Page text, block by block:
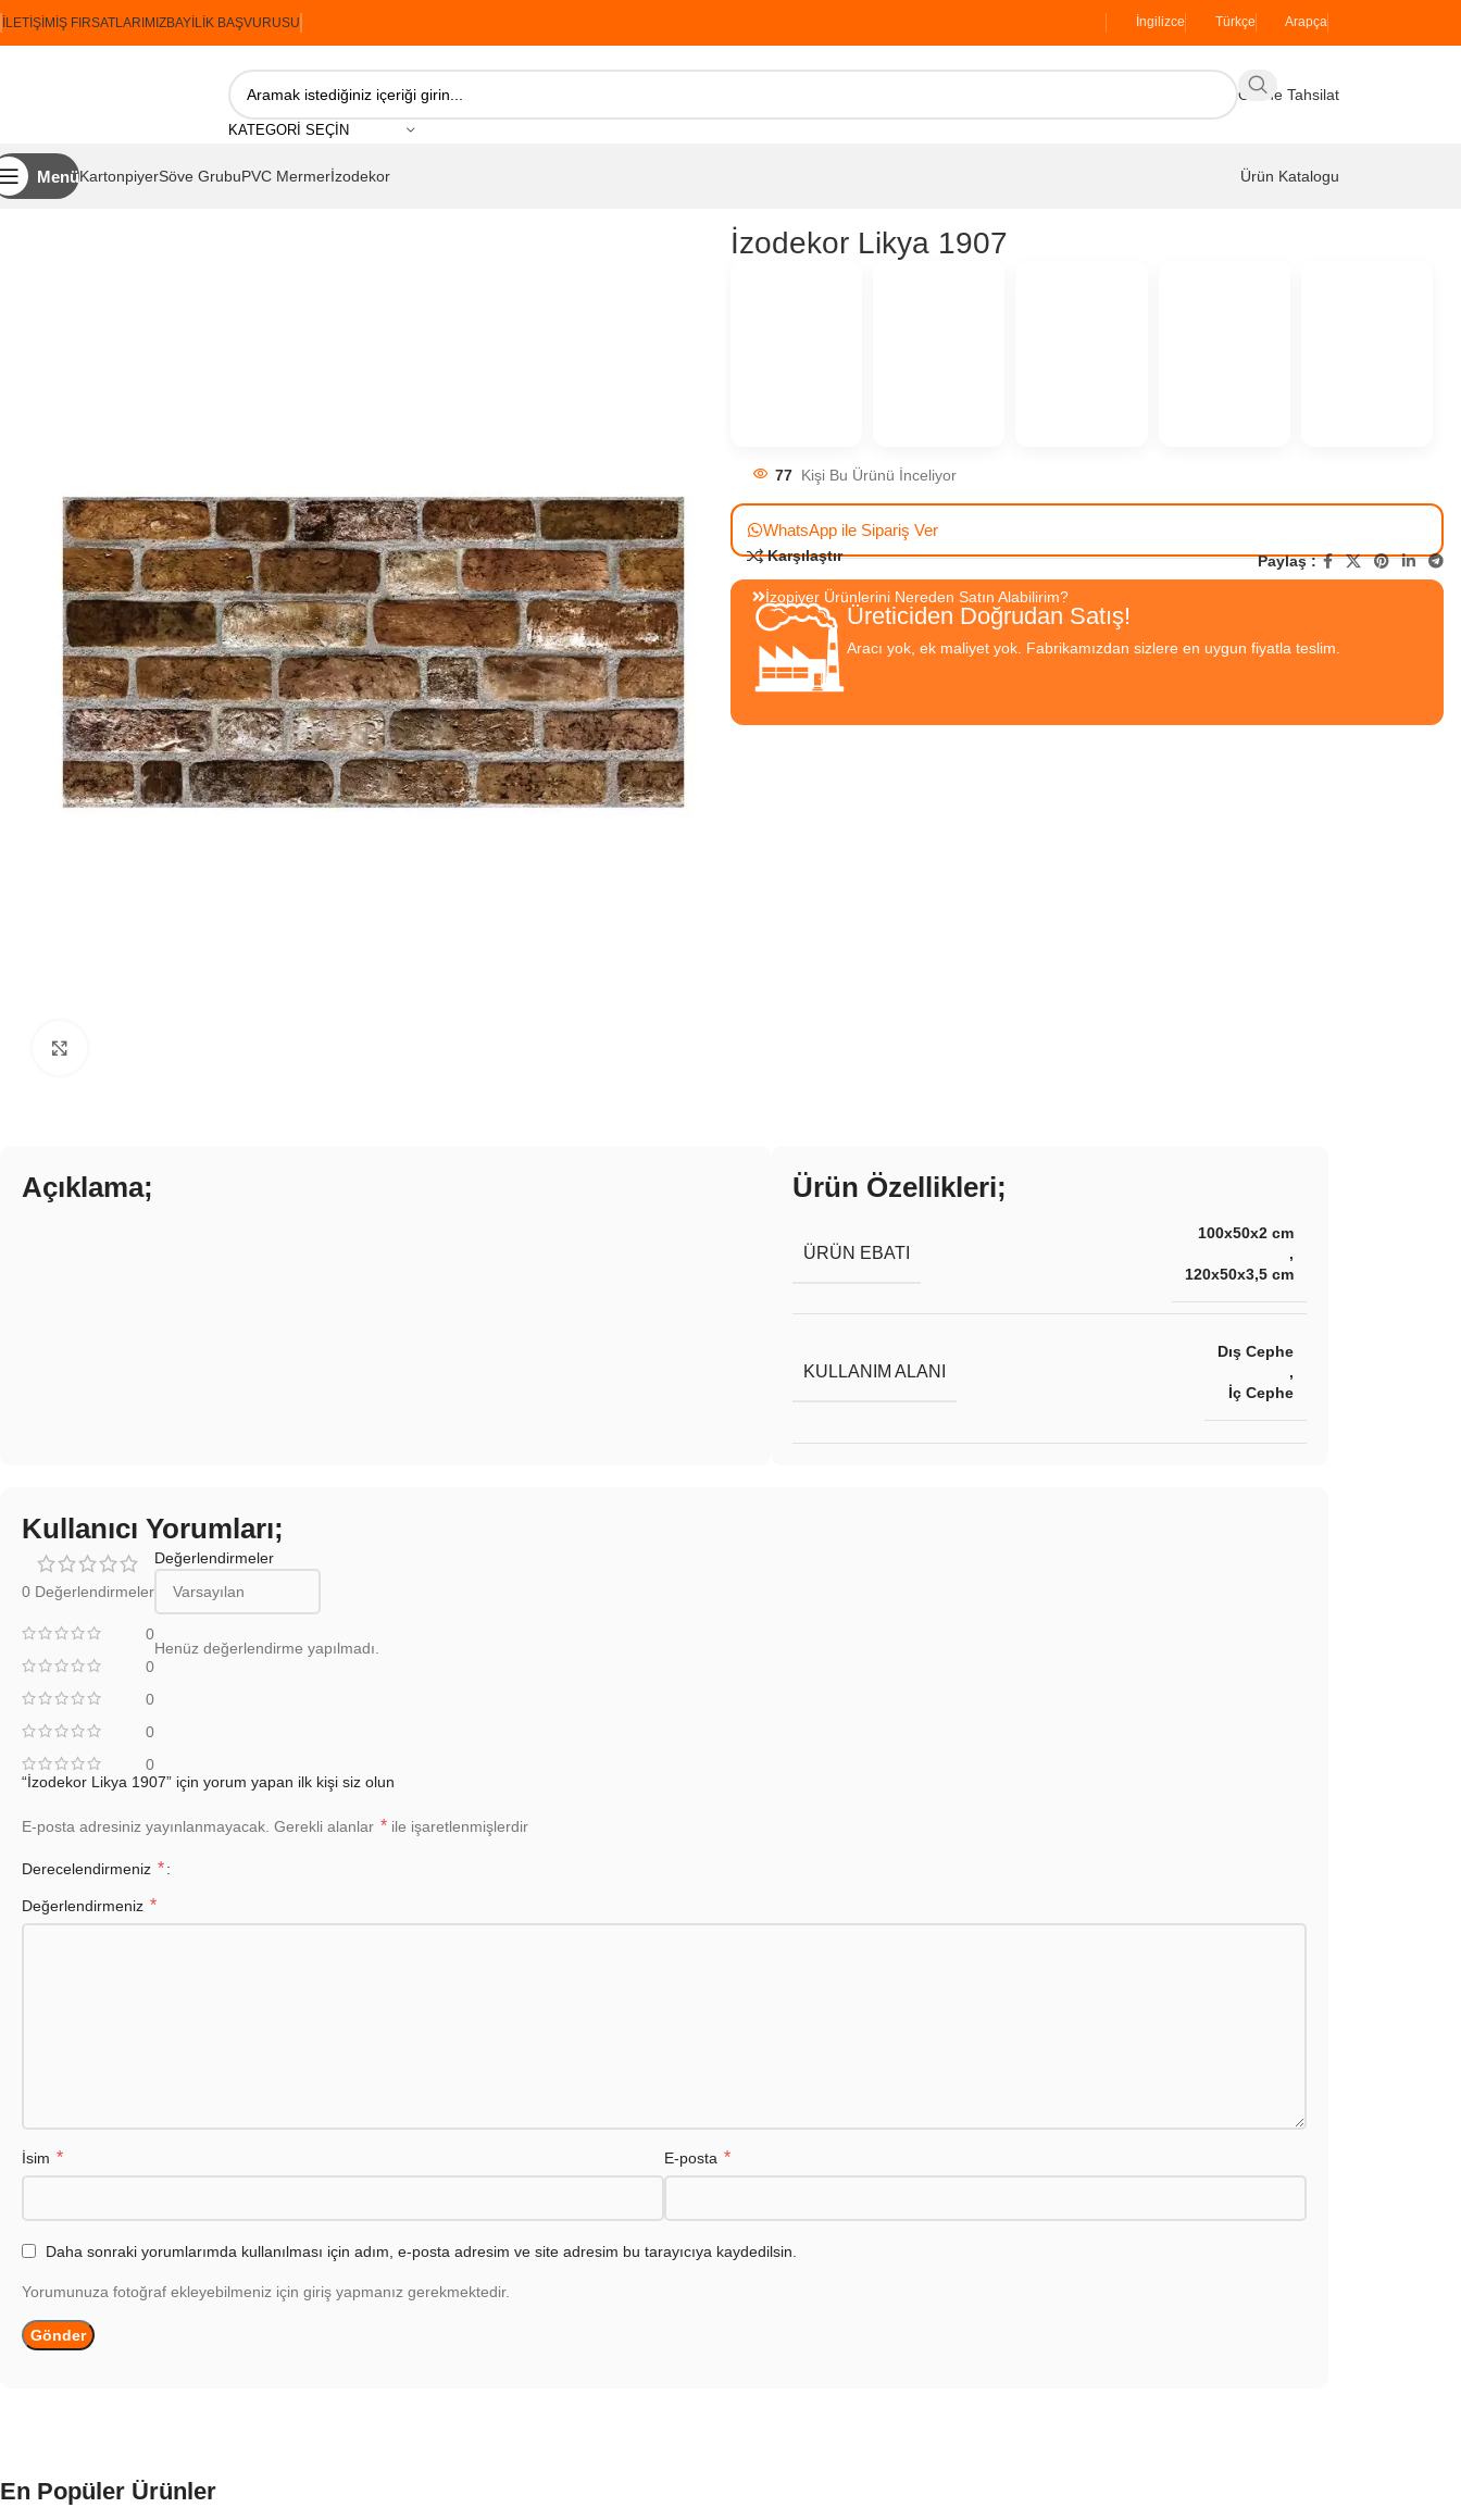
İLETIŞIM İŞ FIRSATLARIMIZBAYILIK BAŞVURUSU İngilizce Türkçe Arapça
KATEGORI SEÇIN
Online Tahsilat
MenüKartonpiyerSöve GrubuPVC Mermerİzodekor
Ürün Katalogu
Ana Sayfa
İzodekor Likya 1907
77 Kişi Bu Ürünü İnceliyor
WhatsApp ile Sipariş Ver
Karşılaştır Paylaş :
İzopiyer Ürünlerini Nereden Satın Alabilirim?
Üreticiden Doğrudan Satış!
Aracı yok, ek maliyet yok. Fabrikamızdan sizlere en uygun fiyatla teslim.
Açıklama; Ürün Özellikleri;
ÜRÜN EBATI
100x50x2 cm
,
120x50x3,5 cm
KULLANIM ALANI
Dış Cephe
,
İç Cephe
Kullanıcı Yorumları;
0 Değerlendirmeler
0
0
0
0
0
Değerlendirmeler
Henüz değerlendirme yapılmadı.
“İzodekor Likya 1907” için yorum yapan ilk kişi siz olun
E-posta adresiniz yayınlanmayacak. Gerekli alanlar * ile işaretlenmişlerdir
Derecelendirmeniz *
Değerlendirmeniz *
İsim * E-posta *
Daha sonraki yorumlarımda kullanılması için adım, e-posta adresim ve site adresim bu tarayıcıya kaydedilsin.
Yorumunuza fotoğraf ekleyebilmeniz için giriş yapmanız gerekmektedir.
En Popüler Ürünler